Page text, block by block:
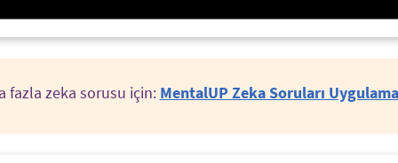
fazla zeka sorusu için: MentalUP Zeka Soruları